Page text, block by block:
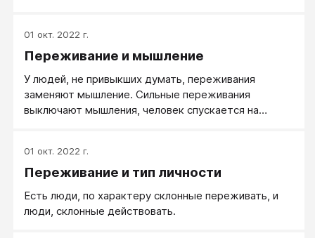
01 окт. 2022 г.
Переживание и мышление
У людей, не привыкших думать, переживания
заменяют мышление. Сильные переживания
выключают мышления, человек спускается на
01 окт. 2022 г.
Переживание и тип личности
Есть люди, по характеру склонные переживать, и
люди, склонные действовать.